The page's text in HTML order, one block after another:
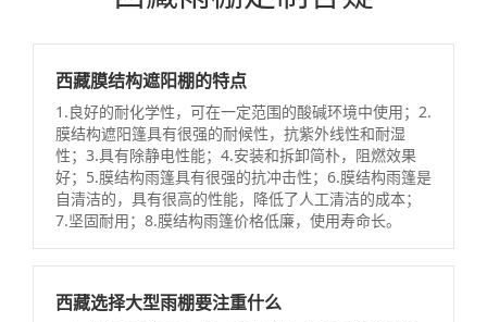
西藏膜结构遮阳棚的特点
1.良好的耐化学性，可在一定范围的酸碱环境中使用；2.
膜结构遮阳篷具有很强的耐候性，抗紫外线性和耐湿
性；3.具有除静电性能；4.安装和拆卸简朴，阻燃效果
好；5.膜结构雨篷具有很强的抗冲击性；6.膜结构雨篷是
自清洁的，具有很高的性能，降低了人工清洁的成本；
7.坚固耐用；8.膜结构雨篷价格低廉，使用寿命长。
西藏选择大型雨棚要注重什么